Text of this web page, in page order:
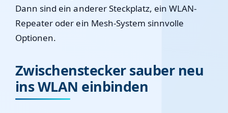
Dann sind ein anderer Steckplatz, ein WLAN-
Repeater oder ein Mesh-System sinnvolle
Optionen.
Zwischenstecker sauber neu
ins WLAN einbinden